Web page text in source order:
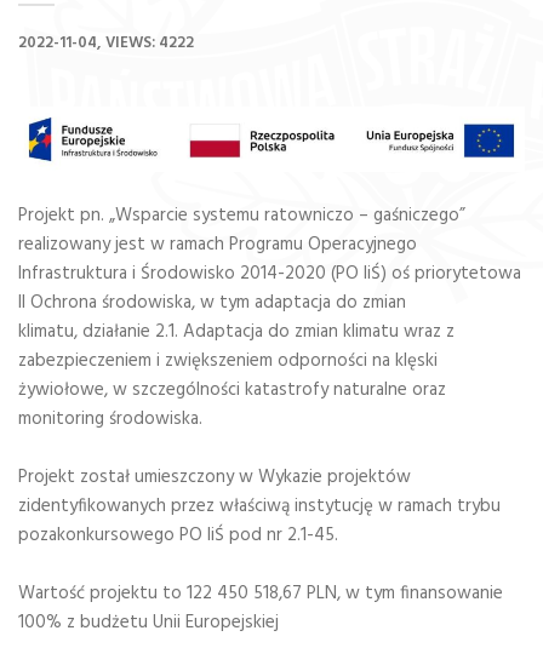
2022-11-04 VIEWS: 4222
Projekt pn. „Wsparcie systemu ratowniczo – gaśniczego”
realizowany jest w ramach Programu Operacyjnego
Infrastruktura i Środowisko 2014-2020 (PO IiŚ) oś priorytetowa
II Ochrona środowiska, w tym adaptacja do zmian
klimatu, działanie 2.1. Adaptacja do zmian klimatu wraz z
zabezpieczeniem i zwiększeniem odporności na klęski
żywiołowe, w szczególności katastrofy naturalne oraz
monitoring środowiska.
Projekt został umieszczony w Wykazie projektów
zidentyfikowanych przez właściwą instytucję w ramach trybu
pozakonkursowego PO IiŚ pod nr 2.1-45.
Wartość projektu to 122 450 518,67 PLN, w tym finansowanie
100% z budżetu Unii Europejskiej